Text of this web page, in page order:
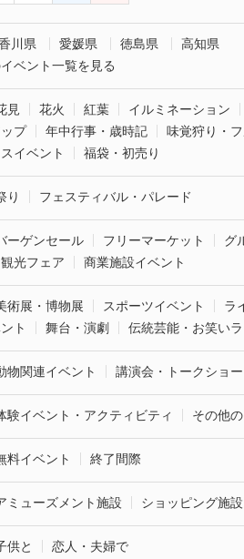
川県 愛媛県 徳島県
高知県
ベント一覧を見る
見 花火 紅葉 イルミネーション
プ
年中行事・歳時記
味覚狩り・
イベント
福袋・初売り
り フェスティバル・パレード
ーゲンセール フリーマーケット
グ
光フェア
商業施設イベント
術展・博物展 スポーツイベント
ラ
ト
舞台・演劇 伝統芸能・お笑い
物関連イベント 講演会・トークショー
験イベント・アクティビティ その他
料イベント 終了間際
ミューズメント施設 ショッピング施設
供と 恋人・夫婦で